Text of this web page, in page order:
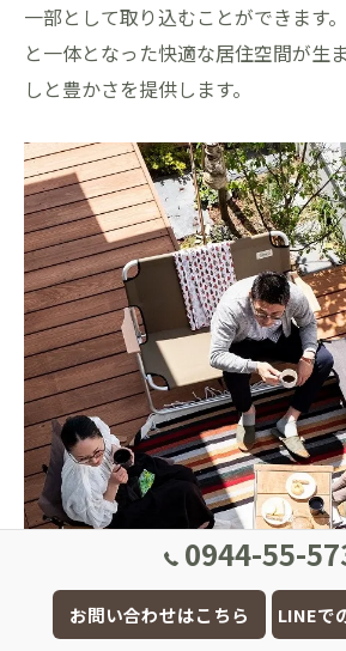
一部として取り込むことができます
と一体となった快適な居住空間が生
しと豊かさを提供します。
0944-55-
お問い合わせはこちら LINEで